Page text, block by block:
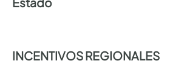
INCENTIVOS REGIONALES